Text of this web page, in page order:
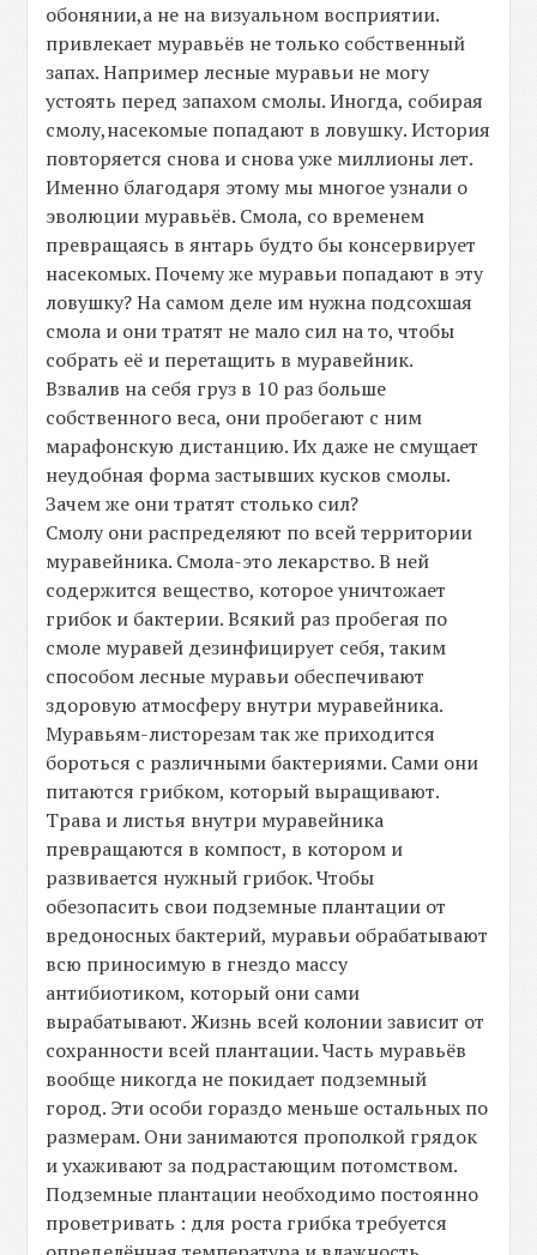
обонянии,а не на визуальном восприятии.
привлекает муравьёв не только собственный
запах. Например лесные муравьи не могу
устоять перед запахом смолы. Иногда, собирая
смолу,насекомые попадают в ловушку. История
повторяется снова и снова уже миллионы лет.
Именно благодаря этому мы многое узнали о
эволюции муравьёв. Смола, со временем
превращаясь в янтарь будто бы консервирует
насекомых. Почему же муравьи попадают в эту
ловушку? На самом деле им нужна подсохшая
смола и они тратят не мало сил на то, чтобы
собрать её и перетащить в муравейник.
Взвалив на себя груз в 10 раз больше
собственного веса, они пробегают с ним
марафонскую дистанцию. Их даже не смущает
неудобная форма застывших кусков смолы.
Зачем же они тратят столько сил?
Смолу они распределяют по всей территории
муравейника. Смола-это лекарство. В ней
содержится вещество, которое уничтожает
грибок и бактерии. Всякий раз пробегая по
смоле муравей дезинфицирует себя, таким
способом лесные муравьи обеспечивают
здоровую атмосферу внутри муравейника.
Муравьям-листорезам так же приходится
бороться с различными бактериями. Сами они
питаются грибком, который выращивают.
Трава и листья внутри муравейника
превращаются в компост, в котором и
развивается нужный грибок. Чтобы
обезопасить свои подземные плантации от
вредоносных бактерий, муравьи обрабатывают
всю приносимую в гнездо массу
антибиотиком, который они сами
вырабатывают. Жизнь всей колонии зависит от
сохранности всей плантации. Часть муравьёв
вообще никогда не покидает подземный
город. Эти особи гораздо меньше остальных по
размерам. Они занимаются прополкой грядок
и ухаживают за подрастающим потомством.
Подземные плантации необходимо постоянно
проветривать : для роста грибка требуется